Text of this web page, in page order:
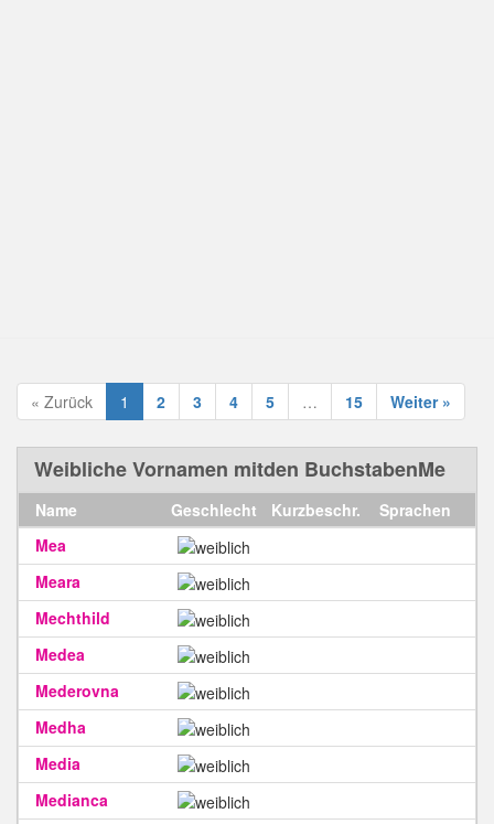
« Zurück 1 2 3 4 5 … 15 Weiter »
Weibliche Vornamen mitden BuchstabenMe
Name Geschlecht Kurzbeschr.
Sprachen
Mea
Meara
Mechthild
Medea
Mederovna
Medha
Media
Medianca